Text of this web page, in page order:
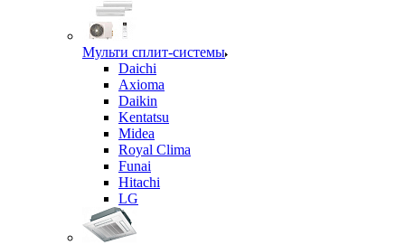
Мульти сплит-системы
Daichi
Axioma
Daikin
Kentatsu
Midea
Royal Clima
Funai
Hitachi
LG